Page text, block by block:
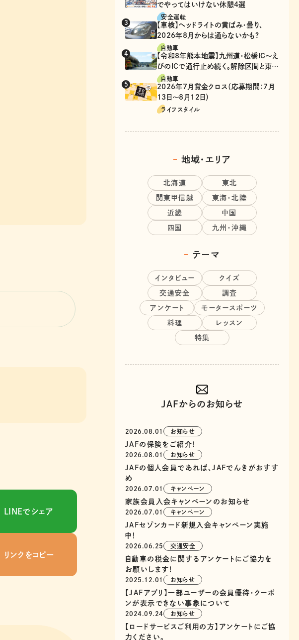
LINEでシェア
リンクをコピー
でやってはいけない休憩4選
安全運転
【車検】ヘッドライトの黄ばみ・曇り、
2026年8月からは通らないかも?
自動車
【令和8年熊本地震】九州道・松橋IC～え
びのICで通行止め続く。解除区間と東九
州道の迂回ルート
自動車
2026年7月賞金クロス（応募期間：7月
13日～8月12日）
ライフスタイル
地域・エリア
北海道 東北
関東甲信越 東海・北陸
近畿 中国
四国 九州・沖縄
テーマ
インタビュー クイズ
交通安全 調査
アンケート モータースポーツ
料理 レッスン
特集
JAFからのお知らせ
2026.08.01 お知らせ
JAFの保険をご紹介！
2026.08.01 お知らせ
JAFの個人会員であれば、JAFでんきがおすす
め
2026.07.01 キャンペーン
家族会員入会キャンペーンのお知らせ
2026.07.01 キャンペーン
JAFセゾンカード新規入会キャンペーン実施
中！
2026.06.25 交通安全
自動車の税金に関するアンケートにご協力を
お願いします！
2025.12.01 お知らせ
【JAFアプリ】一部ユーザーの会員優待・クーポ
ンが表示できない事象について
2024.09.24 お知らせ
【ロードサービスご利用の方】アンケートにご協
力ください。